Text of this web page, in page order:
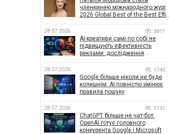
членкинею міжнародного журі
2026 Global Best of the Best Effie
28.07.2026 3811
AI-креативи самі по собі не
підвищують ефективність
реклами: дослідження
впливає на ефективність
кампаній
28.07.2026 1740
Google більше ніколи не буде
колишнім: AI повністю змінює
правила пошуку
28.07.2026 1731
ChatGPT більше не чат-бот:
OpenAI готує головного
конкурента Google і Microsoft